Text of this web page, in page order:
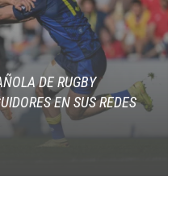
DE RUGBY
EN SUS REDES